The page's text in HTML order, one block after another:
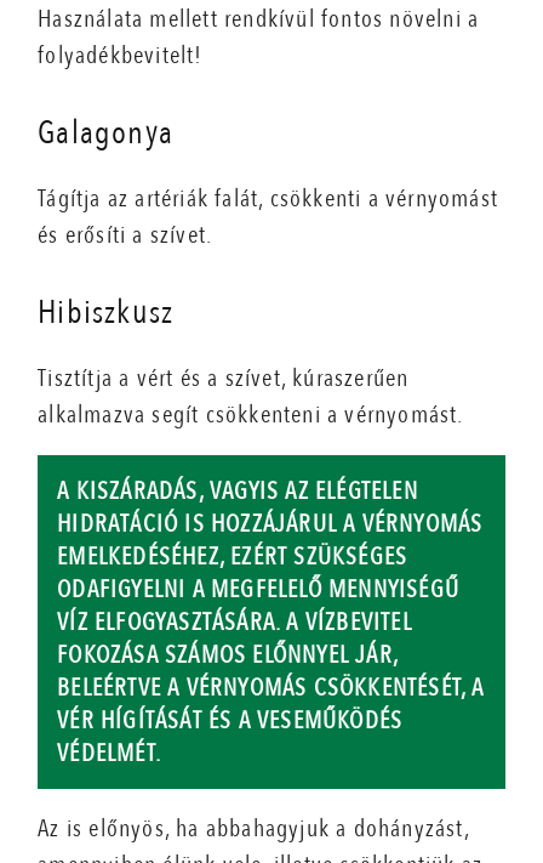
Használata mellett rendkívül fontos növelni a
folyadékbevitelt!
Galagonya
Tágítja az artériák falát, csökkenti a vérnyomást
és erősíti a szívet.
Hibiszkusz
Tisztítja a vért és a szívet, kúraszerűen
alkalmazva segít csökkenteni a vérnyomást.
A KISZÁRADÁS, VAGYIS AZ ELÉGTELEN
HIDRATÁCIÓ IS HOZZÁJÁRUL A VÉRNYOMÁS
EMELKEDÉSÉHEZ, EZÉRT SZÜKSÉGES
ODAFIGYELNI A MEGFELELŐ MENNYISÉGŰ
VÍZ ELFOGYASZTÁSÁRA. A VÍZBEVITEL
FOKOZÁSA SZÁMOS ELŐNNYEL JÁR,
BELEÉRTVE A VÉRNYOMÁS CSÖKKENTÉSÉT, A
VÉR HÍGÍTÁSÁT ÉS A VESEMŰKÖDÉS
VÉDELMÉT.
Az is előnyös, ha abbahagyjuk a dohányzást,